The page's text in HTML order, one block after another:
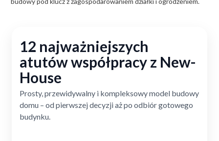
12 najważniejszych
atutów współpracy z New-
House
Prosty, przewidywalny i kompleksowy model budowy
domu – od pierwszej decyzji aż po odbiór gotowego
budynku.